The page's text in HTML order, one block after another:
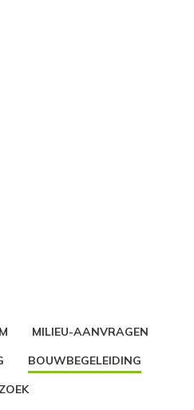
MILIEU-AANVRAGEN
BOUWBEGELEIDING